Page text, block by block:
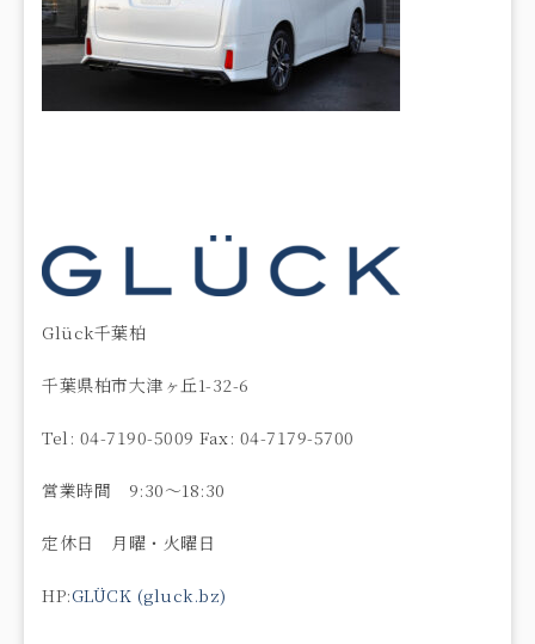
Glück千葉柏
千葉県柏市大津ヶ丘1-32-6
Tel: 04-7190-5009 Fax: 04-7179-5700
営業時間 9:30〜18:30
定休日 月曜・火曜日
HP:GLÜCK (gluck.bz)